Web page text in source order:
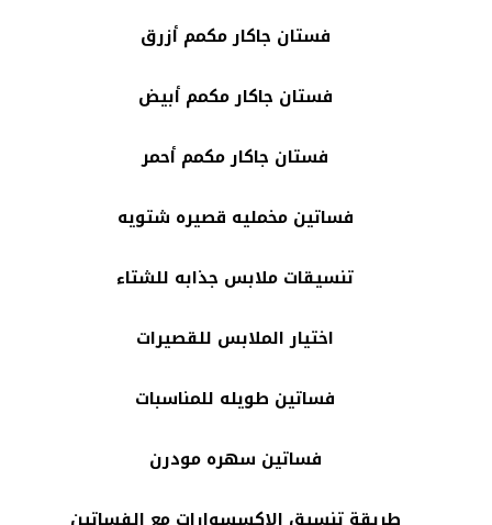
فستان جاكار مكمم أزرق
فستان جاكار مكمم أبيض
فستان جاكار مكمم أحمر
فساتين مخمليه قصيره شتويه
تنسيقات ملابس جذابه للشتاء
اختيار الملابس للقصيرات
فساتين طويله للمناسبات
فساتين سهره مودرن